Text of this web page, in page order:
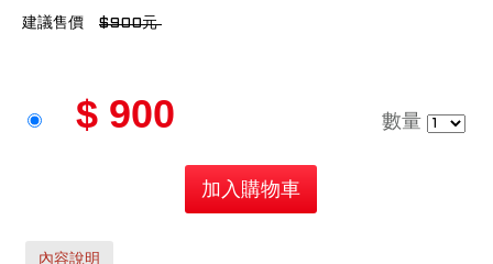
建議售價 $900元
$ 900 數量
加入購物車
內容說明